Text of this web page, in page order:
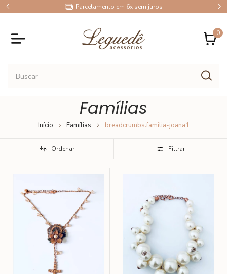
10% OFF no Pix
0
Famílias
Início Famílias breadcrumbs.familia-joana1
Ordenar Filtrar